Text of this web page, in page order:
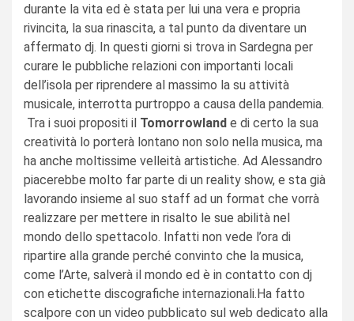
durante la vita ed è stata per lui una vera e propria
rivincita, la sua rinascita, a tal punto da diventare un
affermato dj. In questi giorni si trova in Sardegna per
curare le pubbliche relazioni con importanti locali
dell’isola per riprendere al massimo la su attività
musicale, interrotta purtroppo a causa della pandemia.
Tra i suoi propositi il Tomorrowland e di certo la sua
creatività lo porterà lontano non solo nella musica, ma
ha anche moltissime velleità artistiche. Ad Alessandro
piacerebbe molto far parte di un reality show, e sta già
lavorando insieme al suo staff ad un format che vorrà
realizzare per mettere in risalto le sue abilità nel
mondo dello spettacolo. Infatti non vede l’ora di
ripartire alla grande perché convinto che la musica,
come l’Arte, salverà il mondo ed è in contatto con dj
con etichette discografiche internazionali.Ha fatto
scalpore con un video pubblicato sul web dedicato alla